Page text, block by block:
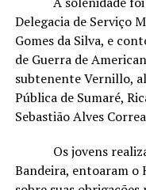
Delegacia de Serviço
Gomes da Silva, e
de Guerra de
subtenente Vernillo,
Pública de Sumaré,
Sebastião Alves
Os jovens
Bandeira, entoaram o